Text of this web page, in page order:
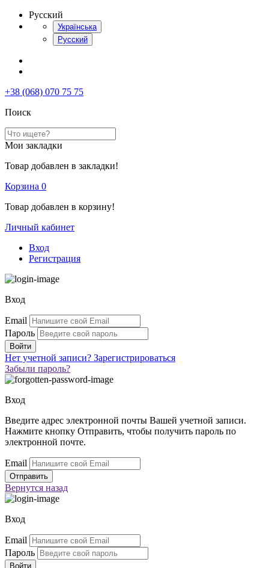
Русский
Українська
Русский
+38 (068) 070 75 75
Поиск
Мои закладки
Товар добавлен в закладки!
Корзина 0
Товар добавлен в корзину!
Личный кабинет
Вход
Регистрация
Вход
Email
Пароль
Нет учетной записи? Зарегистрироваться
Забыли пароль?
Вход
Введите адрес электронной почты Вашей учетной записи.
Нажмите кнопку Отправить, чтобы получить пароль по
электронной почте.
Email
Вернутся назад
Вход
Email
Пароль